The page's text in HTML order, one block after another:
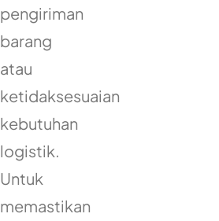
pengiriman
barang
atau
ketidaksesuaian
kebutuhan
logistik.
Untuk
memastikan